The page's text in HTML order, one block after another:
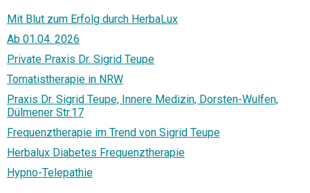
Mit Blut zum Erfolg durch HerbaLux
Ab 01.04. 2026
Private Praxis Dr. Sigrid Teupe
Tomatistherapie in NRW
Praxis Dr. Sigrid Teupe, Innere Medizin, Dorsten-Wulfen,
Dülmener Str.17
Frequenztherapie im Trend von Sigrid Teupe
Herbalux Diabetes Frequenztherapie
Hypno-Telepathie